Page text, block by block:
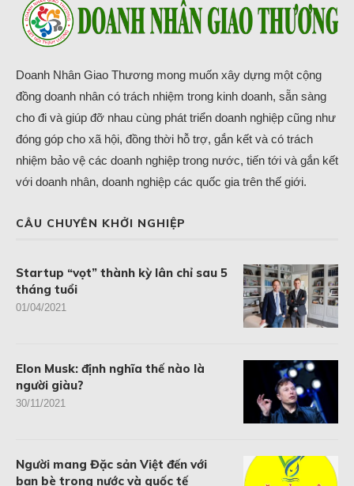
Doanh Nhân Giao Thương mong muốn xây dựng một cộng
đồng doanh nhân có trách nhiệm trong kinh doanh, sẵn sàng
cho đi và giúp đỡ nhau cùng phát triển doanh nghiệp cũng như
đóng góp cho xã hội, đồng thời hỗ trợ, gắn kết và có trách
nhiệm bảo vệ các doanh nghiệp trong nước, tiến tới và gắn kết
với doanh nhân, doanh nghiệp các quốc gia trên thế giới.
CÂU CHUYÊN KHỞI NGHIỆP
Startup “vọt” thành kỳ lân chỉ sau 5
tháng tuổi
01/04/2021
Elon Musk: định nghĩa thế nào là
người giàu?
30/11/2021
Người mang Đặc sản Việt đến với
bạn bè trong nước và quốc tế